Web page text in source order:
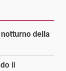
della
il